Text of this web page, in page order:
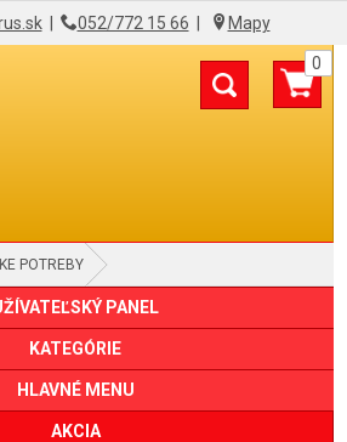
| 052/772 15 66 Mapy
0
POTREBY
PANEL
KATEGÓRIE
HLAVNÉ MENU
AKCIA